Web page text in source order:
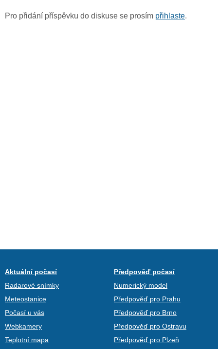
Pro přidání příspěvku do diskuse se prosím přihlaste.
Aktuální počasí
Radarové snímky
Meteostanice
Počasí u vás
Webkamery
Teplotní mapa
Předpověď počasí
Numerický model
Předpověď pro Prahu
Předpověď pro Brno
Předpověď pro Ostravu
Předpověď pro Plzeň